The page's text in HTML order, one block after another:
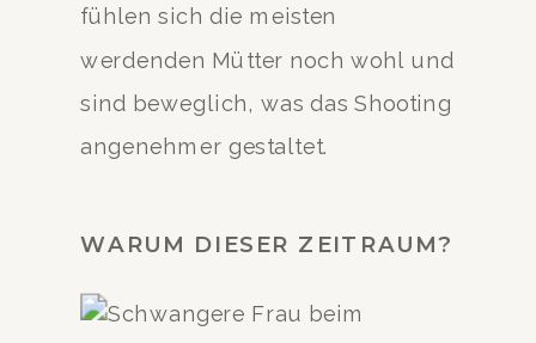
fühlen sich die meisten
werdenden Mütter noch wohl und
sind beweglich, was das Shooting
angenehmer gestaltet.
WARUM DIESER ZEITRAUM?